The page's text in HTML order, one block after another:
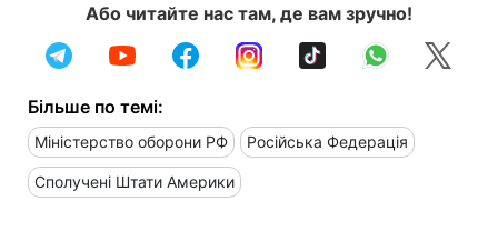
Або читайте нас там, де вам зручно!
Більше по темі:
Міністерство оборони РФ Російська Федерація
Сполучені Штати Америки